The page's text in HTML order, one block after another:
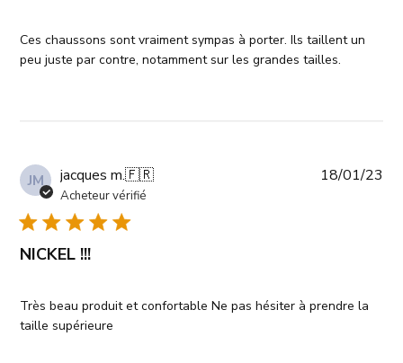
Ces chaussons sont vraiment sympas à porter. Ils taillent un
peu juste par contre, notamment sur les grandes tailles.
JM jacques m.🇫🇷
Acheteur vérifié
NICKEL !!!
Très beau produit et confortable Ne pas hésiter à prendre la
taille supérieure
18/01/23